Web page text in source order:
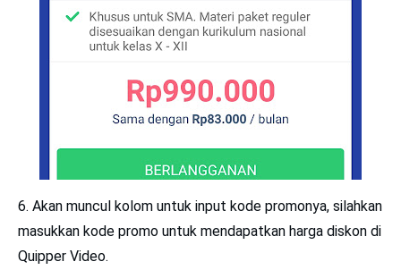
6. Akan muncul kolom untuk input kode promonya, silahkan
masukkan kode promo untuk mendapatkan harga diskon di
Quipper Video.